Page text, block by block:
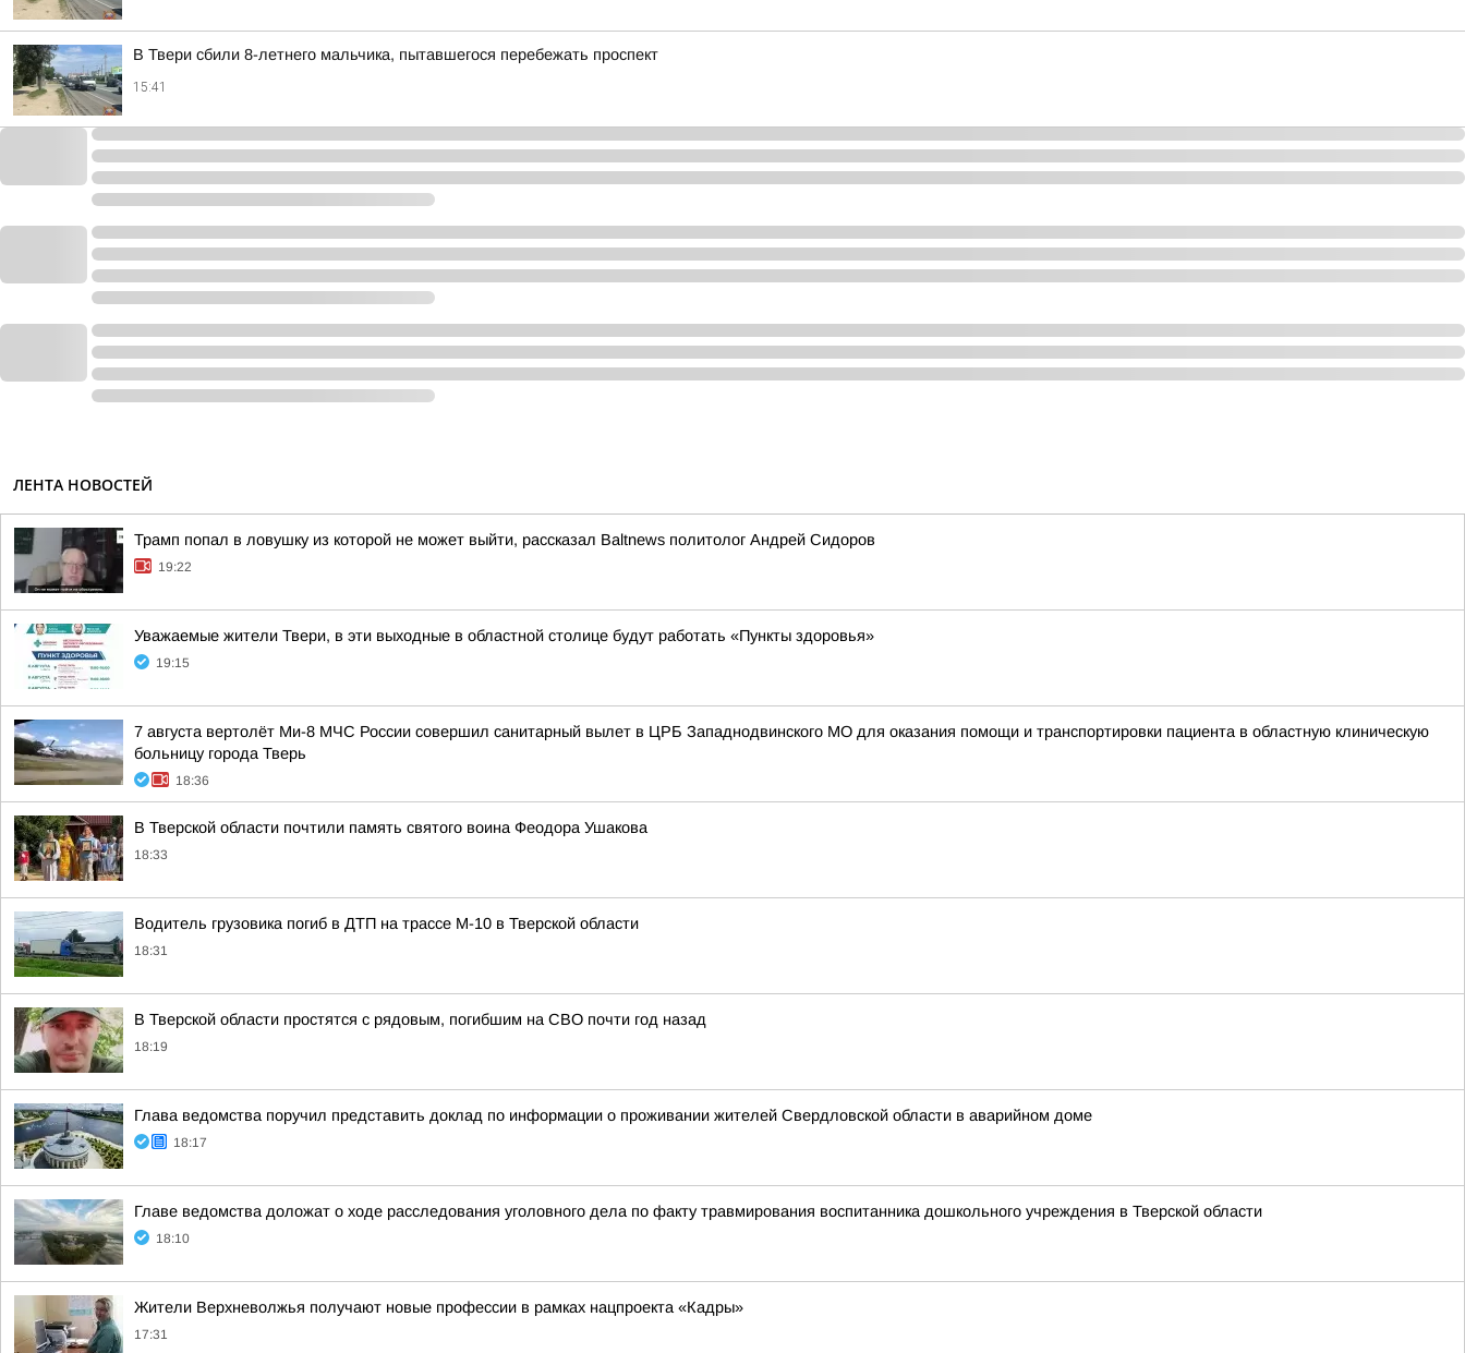
В Твери сбили 8-летнего мальчика, пытавшегося перебежать проспект
15:41
ЛЕНТА НОВОСТЕЙ
Трамп попал в ловушку из которой не может выйти, рассказал Baltnews политолог Андрей Сидоров
19:22
Уважаемые жители Твери, в эти выходные в областной столице будут работать «Пункты здоровья»
19:15
7 августа вертолёт Ми-8 МЧС России совершил санитарный вылет в ЦРБ Западнодвинского МО для оказания помощи и транспортировки пациента в областную клиническую
больницу города Тверь
18:36
В Тверской области почтили память святого воина Феодора Ушакова
18:33
Водитель грузовика погиб в ДТП на трассе М-10 в Тверской области
18:31
В Тверской области простятся с рядовым, погибшим на СВО почти год назад
18:19
Глава ведомства поручил представить доклад по информации о проживании жителей Свердловской области в аварийном доме
18:17
Главе ведомства доложат о ходе расследования уголовного дела по факту травмирования воспитанника дошкольного учреждения в Тверской области
18:10
Жители Верхневолжья получают новые профессии в рамках нацпроекта «Кадры»
17:31